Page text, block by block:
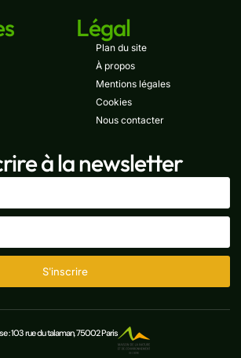
Légal
Plan du site
À propos
Mentions légales
Cookies
Nous contacter
à la newsletter
S'inscrire
: 103 rue du talaman, 75002 Paris